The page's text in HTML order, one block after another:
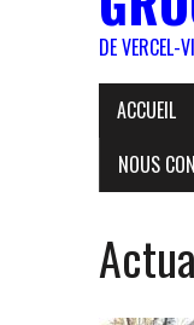
DE VERCEL-
ACCUEIL
NOUS